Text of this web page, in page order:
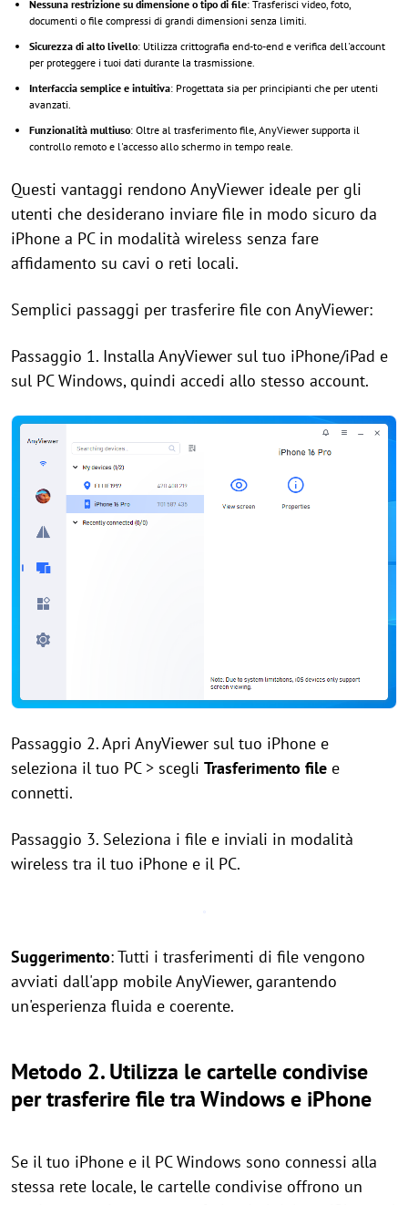
Nessuna restrizione su dimensione o tipo di file: Trasferisci video, foto,
documenti o file compressi di grandi dimensioni senza limiti.
Sicurezza di alto livello: Utilizza crittografia end-to-end e verifica dell'account
per proteggere i tuoi dati durante la trasmissione.
Interfaccia semplice e intuitiva: Progettata sia per principianti che per utenti
avanzati.
Funzionalità multiuso: Oltre al trasferimento file, AnyViewer supporta il
controllo remoto e l'accesso allo schermo in tempo reale.
Questi vantaggi rendono AnyViewer ideale per gli
utenti che desiderano inviare file in modo sicuro da
iPhone a PC in modalità wireless senza fare
affidamento su cavi o reti locali.
Semplici passaggi per trasferire file con AnyViewer:
Passaggio 1. Installa AnyViewer sul tuo iPhone/iPad e
sul PC Windows, quindi accedi allo stesso account.
Passaggio 2. Apri AnyViewer sul tuo iPhone e
seleziona il tuo PC > scegli Trasferimento file e
connetti.
Passaggio 3. Seleziona i file e inviali in modalità
wireless tra il tuo iPhone e il PC.
Suggerimento: Tutti i trasferimenti di file vengono
avviati dall'app mobile AnyViewer, garantendo
un'esperienza fluida e coerente.
Metodo 2. Utilizza le cartelle condivise
per trasferire file tra Windows e iPhone
Se il tuo iPhone e il PC Windows sono connessi alla
stessa rete locale, le cartelle condivise offrono un